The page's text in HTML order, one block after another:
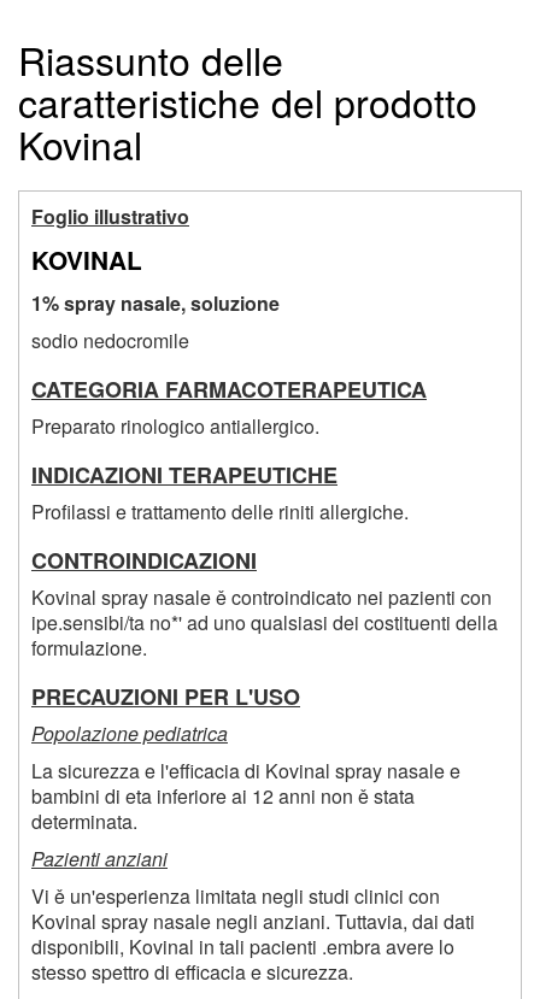
Riassunto delle
caratteristiche del prodotto
Kovinal
Foglio illustrativo
KOVINAL
1% spray nasale, soluzione
sodio nedocromile
CATEGORIA FARMACOTERAPEUTICA
Preparato rinologico antiallergico.
INDICAZIONI TERAPEUTICHE
Profilassi e trattamento delle riniti allergiche.
CONTROINDICAZIONI
Kovinal spray nasale ě controindicato nei pazienti con
ipe.sensibi/ta no*' ad uno qualsiasi dei costituenti della
formulazione.
PRECAUZIONI PER L'USO
Popolazione pediatrica
La sicurezza e l'efficacia di Kovinal spray nasale e
bambini di eta inferiore ai 12 anni non ě stata
determinata.
Pazienti anziani
Vi ě un'esperienza limitata negli studi clinici con
Kovinal spray nasale negli anziani. Tuttavia, dai dati
disponibili, Kovinal in tali pacienti .embra avere lo
stesso spettro di efficacia e sicurezza.